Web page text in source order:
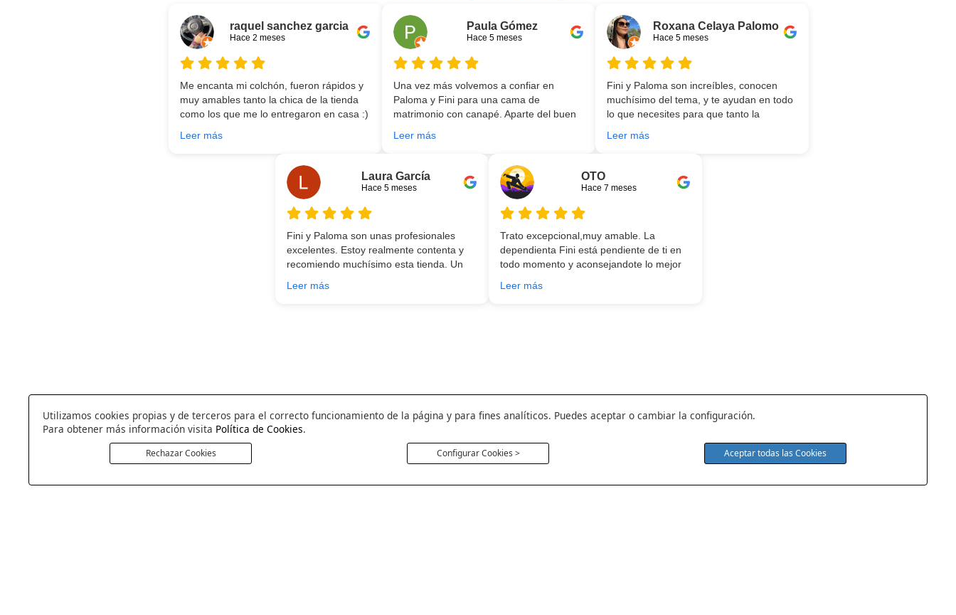
raquel sanchez garcia
Hace 2 meses
Me encanta mi colchón, fueron rápidos y
muy amables tanto la chica de la tienda
como los que me lo entregaron en casa :)
meses después:) son todos un encanto y
canapé, una entrega rapidísima y fácil
comunicación con los repartidores que lo
traen y montan :) encantada
Leer más
Paula Gómez
Hace 5 meses
Una vez más volvemos a confiar en
Paloma y Fini para una cama de
matrimonio con canapé. Aparte del buen
personalizando totalmente las
agradables y tan cercanas que la
experiencia es fantástica. Puntualizar
también que los chicos que nos trajeron y
montaron todo lo hicieron perfectamente,
perfectamente y a nuestro gusto, además
muy rápidos. Volveremos a contar con
ellos para futuras compras. Muchas
Leer más
Roxana Celaya Palomo
Hace 5 meses
Fini y Paloma son increíbles, conocen
muchísimo del tema, y te ayudan en todo
lo que necesites para que tanto la
que estés necesitando sean los mejores.
montaje, unos chicos encantadores. Hace
equipo.
Leer más
Laura García
Hace 5 meses
Fini y Paloma son unas profesionales
excelentes. Estoy realmente contenta y
recomiendo muchísimo esta tienda. Un
entrega.
Leer más
OTO
Hace 7 meses
Trato excepcional,muy amable. La
dependienta Fini está pendiente de ti en
todo momento y aconsejandote lo mejor
buscando!!
Leer más
Utilizamos cookies propias y de terceros para el correcto funcionamiento de la página y para fines analíticos. Puedes aceptar o cambiar la configuración.
Para obtener más información visita Política de Cookies.
Rechazar Cookies Configurar Cookies > Aceptar todas las Cookies